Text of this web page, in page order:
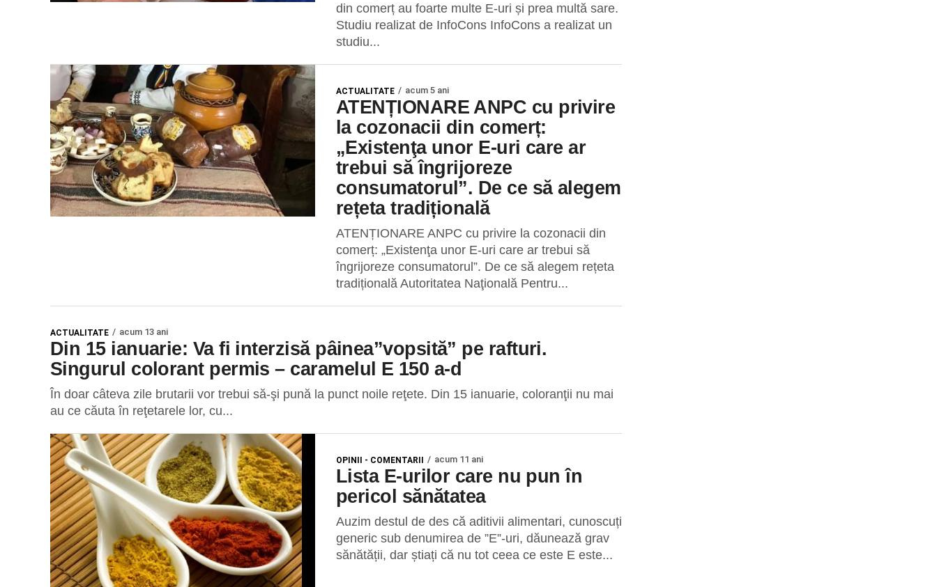
din comerț au foarte multe E-uri și prea multă sare.
Studiu realizat de InfoCons InfoCons a realizat un
studiu...
ACTUALITATE acum 5 ani
ATENȚIONARE ANPC cu privire
la cozonacii din comerț:
„Existenţa unor E-uri care ar
trebui să îngrijoreze
consumatorul”. De ce să alegem
rețeta tradițională
ATENȚIONARE ANPC cu privire la cozonacii din
comerț: „Existenţa unor E-uri care ar trebui să
îngrijoreze consumatorul”. De ce să alegem rețeta
tradițională Autoritatea Naţională Pentru...
ACTUALITATE acum 13 ani
Din 15 ianuarie: Va fi interzisă pâinea”vopsită” pe rafturi.
Singurul colorant permis – caramelul E 150 a-d
În doar câteva zile brutarii vor trebui să-şi pună la punct noile reţete. Din 15 ianuarie, coloranţii nu mai
au ce căuta în reţetarele lor, cu...
OPINII - COMENTARII acum 11 ani
Lista E-urilor care nu pun în
pericol sănătatea
Auzim destul de des că aditivii alimentari, cunoscuți
generic sub denumirea de ”E”-uri, dăunează grav
sănătății, dar știați că nu tot ceea ce este E este...